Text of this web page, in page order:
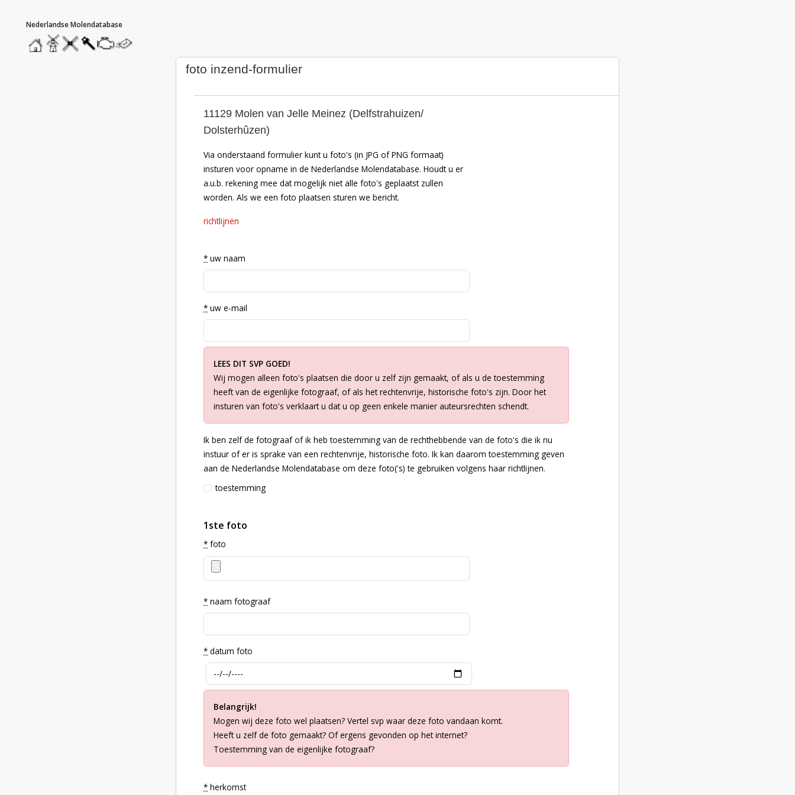
hoofdmenu
homemolendatabase
roedendatabase
assendatabase
motorendatabase
stuur
een
foto inzend-formulier
11129 Molen van Jelle Meinez (Delfstrahuizen/
Dolsterhûzen)
Via onderstaand formulier kunt u foto's (in JPG of PNG formaat)
insturen voor opname in de Nederlandse Molendatabase. Houdt u er
a.u.b. rekening mee dat mogelijk niet alle foto's geplaatst zullen
worden. Als we een foto plaatsen sturen we bericht.
richtlijnen
* uw naam
* uw e-mail
LEES DIT SVP GOED!
Wij mogen alleen foto's plaatsen die door u zelf zijn gemaakt, of als u de toestemming
heeft van de eigenlijke fotograaf, of als het rechtenvrije, historische foto's zijn. Door het
insturen van foto's verklaart u dat u op geen enkele manier auteursrechten schendt.
Ik ben zelf de fotograaf of ik heb toestemming van de rechthebbende van de foto's die ik nu
instuur of er is sprake van een rechtenvrije, historische foto. Ik kan daarom toestemming geven
aan de Nederlandse Molendatabase om deze foto('s) te gebruiken volgens haar richtlijnen.
toestemming
1ste foto
* foto
* naam fotograaf
* datum foto
Belangrijk!
Mogen wij deze foto wel plaatsen? Vertel svp waar deze foto vandaan komt.
Heeft u zelf de foto gemaakt? Of ergens gevonden op het internet?
Toestemming van de eigenlijke fotograaf?
* herkomst